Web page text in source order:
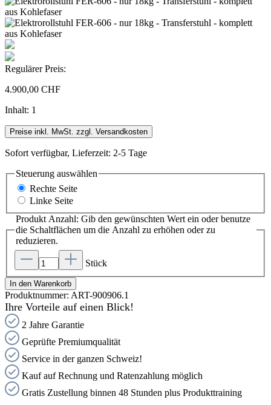
Regulärer Preis:
4.900,00 CHF
Inhalt: 1
Preise inkl. MwSt. zzgl. Versandkosten
Sofort verfügbar, Lieferzeit: 2-5 Tage
Steuerung auswählen
Rechte Seite
Linke Seite
Produkt Anzahl: Gib den gewünschten Wert ein oder benutze
die Schaltflächen um die Anzahl zu erhöhen oder zu
reduzieren.
Stück
In den Warenkorb
Produktnummer: ART-900906.1
Ihre Vorteile auf einen Blick!
2 Jahre Garantie
Geprüfte Premiumqualität
Service in der ganzen Schweiz!
Kauf auf Rechnung und Ratenzahlung möglich
Gratis Zustellung binnen 48 Stunden plus Produkttraining